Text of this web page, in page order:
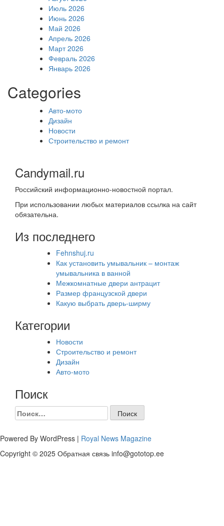
Июль 2026
Июнь 2026
Май 2026
Апрель 2026
Март 2026
Февраль 2026
Январь 2026
Categories
Авто-мото
Дизайн
Новости
Строительство и ремонт
Candymail.ru
Российский информационно-новостной портал.
При использовании любых материалов ссылка на сайт
обязательна.
Из последнего
Fehnshuj.ru
Как установить умывальник – монтаж
умывальника в ванной
Межкомнатные двери антрацит
Размер французской двери
Какую выбрать дверь-ширму
Категории
Новости
Строительство и ремонт
Дизайн
Авто-мото
Поиск
Найти:
Powered By WordPress | Royal News Magazine
Copyright © 2025 Обратная связь info@gototop.ee